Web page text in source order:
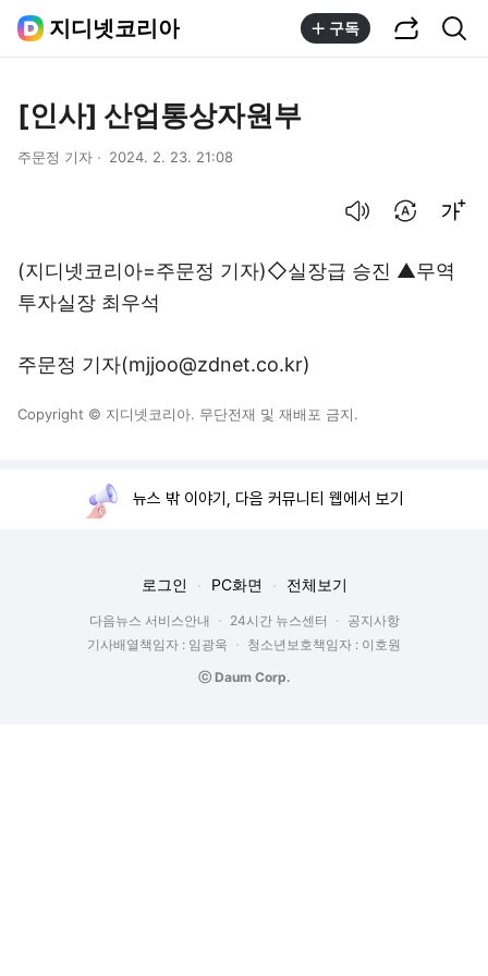
지디넷코리아 구독
[인사] 산업통상자원부
주문정 기자 2024. 2. 23. 21:08
(지디넷코리아=주문정 기자)◇실장급 승진 ▲무역
투자실장 최우석
주문정 기자(mjjoo@zdnet.co.kr)
Copyright © 지디넷코리아. 무단전재 및 재배포 금지.
뉴스 밖 이야기, 다음 커뮤니티 웹에서 보기
로그인 PC화면 전체보기
다음뉴스 서비스안내 24시간 뉴스센터
공지사항
기사배열책임자 : 임광욱
청소년보호책임자 : 이호원
ⓒ Daum Corp.